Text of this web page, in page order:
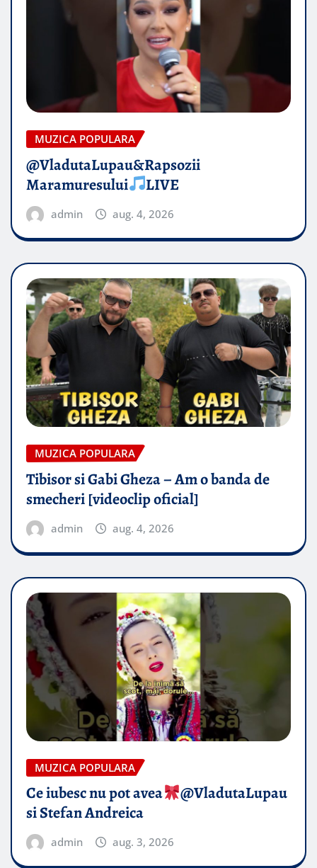
MUZICA POPULARA
@VladutaLupau&Rapsozii
Maramuresului
LIVE
admin aug. 4, 2026
MUZICA POPULARA
Tibisor si Gabi Gheza – Am o banda de
smecheri [videoclip oficial]
admin aug. 4, 2026
MUZICA POPULARA
Ce iubesc nu pot avea
​@VladutaLupau
si Stefan Andreica
admin aug. 3, 2026